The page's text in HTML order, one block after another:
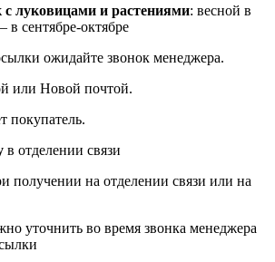
с луковицами и растениями: весной в
в сентябре-октябре
ожидайте звонок менеджера.
или Новой почтой.
покупатель.
в отделении связи
получении на отделении связи или на
уточнить во время звонка менеджера